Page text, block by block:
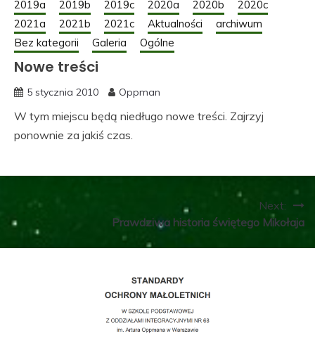
2019a
2019b 2019c 2020a 2020b
2020c
2021a
2021b 2021c Aktualności
archiwum
Bez kategorii
Galeria Ogólne
Nowe treści
5 stycznia 2010 Oppman
W tym miejscu będą niedługo nowe treści. Zajrzyj
ponownie za jakiś czas.
Nawigacja
wpisu
Next:
Prawdziwa historia świętego Mikołaja